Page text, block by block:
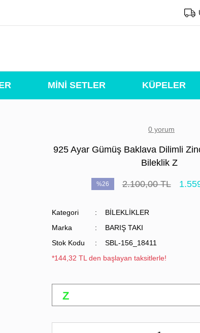
MİNİ SETLER KÜPELER
0 yorum
925 Ayar Gümüş Baklava Dilimli
Bileklik Z
%26 2.100,00 TL
Kategori
BİLEKLİKLER
Marka
BARIŞ TAKI
Stok Kodu
SBL-156_18411
*144,32 TL den başlayan taksitlerle!